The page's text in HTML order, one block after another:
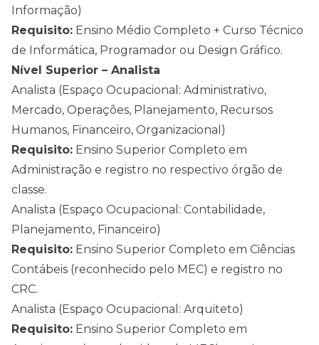
Informação)
Requisito: Ensino Médio Completo + Curso Técnico
de Informática, Programador ou Design Gráfico.
Nível Superior – Analista
Analista (Espaço Ocupacional: Administrativo,
Mercado, Operações, Planejamento, Recursos
Humanos, Financeiro, Organizacional)
Requisito: Ensino Superior Completo em
Administração e registro no respectivo órgão de
classe.
Analista (Espaço Ocupacional: Contabilidade,
Planejamento, Financeiro)
Requisito: Ensino Superior Completo em Ciências
Contábeis (reconhecido pelo MEC) e registro no
CRC.
Analista (Espaço Ocupacional: Arquiteto)
Requisito: Ensino Superior Completo em